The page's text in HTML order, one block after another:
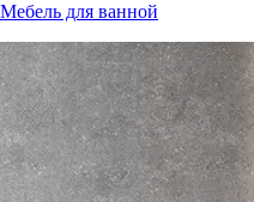
Мебель для ванной